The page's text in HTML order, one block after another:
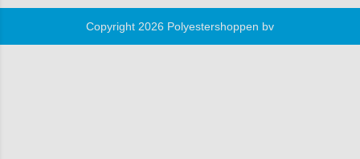
Copyright 2026 Polyestershoppen bv